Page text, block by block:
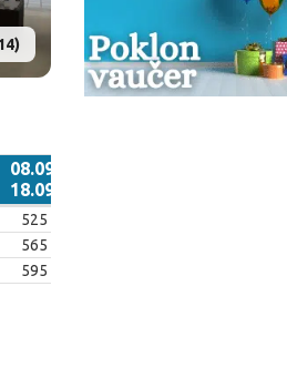
08.09.
18.09.
08.09.
18.09.
525
565
595